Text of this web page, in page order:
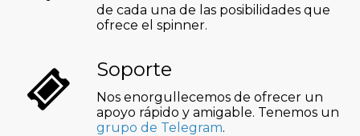
de cada una de las posibilidades que
ofrece el spinner.
Soporte
Nos enorgullecemos de ofrecer un
apoyo rápido y amigable. Tenemos un
grupo de Telegram.